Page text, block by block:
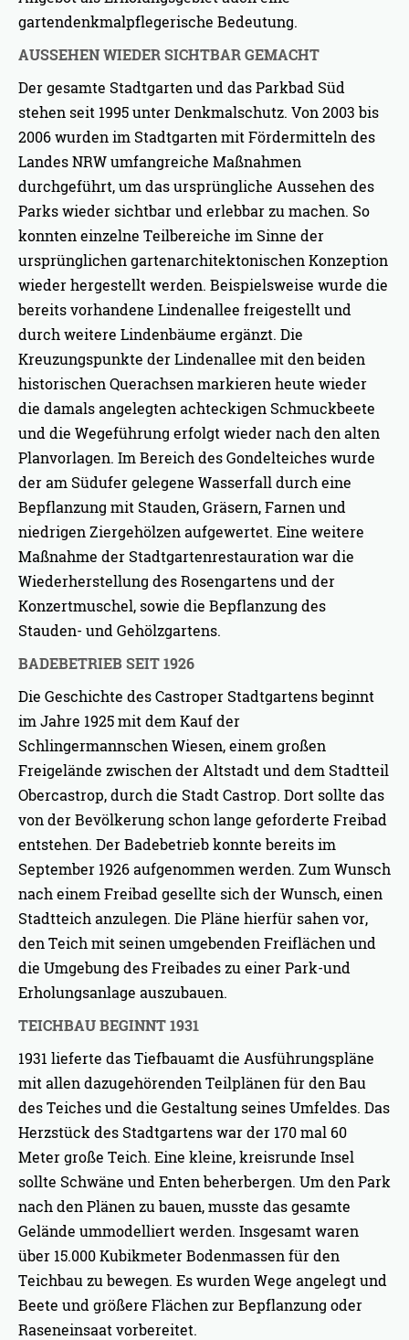
gartendenkmalpflegerische Bedeutung.
AUSSEHEN WIEDER SICHTBAR GEMACHT
Der gesamte Stadtgarten und das Parkbad Süd
stehen seit 1995 unter Denkmalschutz. Von 2003 bis
2006 wurden im Stadtgarten mit Fördermitteln des
Landes NRW umfangreiche Maßnahmen
durchgeführt, um das ursprüngliche Aussehen des
Parks wieder sichtbar und erlebbar zu machen. So
konnten einzelne Teilbereiche im Sinne der
ursprünglichen gartenarchitektonischen Konzeption
wieder hergestellt werden. Beispielsweise wurde die
bereits vorhandene Lindenallee freigestellt und
durch weitere Lindenbäume ergänzt. Die
Kreuzungspunkte der Lindenallee mit den beiden
historischen Querachsen markieren heute wieder
die damals angelegten achteckigen Schmuckbeete
und die Wegeführung erfolgt wieder nach den alten
Planvorlagen. Im Bereich des Gondelteiches wurde
der am Südufer gelegene Wasserfall durch eine
Bepflanzung mit Stauden, Gräsern, Farnen und
niedrigen Ziergehölzen aufgewertet. Eine weitere
Maßnahme der Stadtgartenrestauration war die
Wiederherstellung des Rosengartens und der
Konzertmuschel, sowie die Bepflanzung des
Stauden- und Gehölzgartens.
BADEBETRIEB SEIT 1926
Die Geschichte des Castroper Stadtgartens beginnt
im Jahre 1925 mit dem Kauf der
Schlingermannschen Wiesen, einem großen
Freigelände zwischen der Altstadt und dem Stadtteil
Obercastrop, durch die Stadt Castrop. Dort sollte das
von der Bevölkerung schon lange geforderte Freibad
entstehen. Der Badebetrieb konnte bereits im
September 1926 aufgenommen werden. Zum Wunsch
nach einem Freibad gesellte sich der Wunsch, einen
Stadtteich anzulegen. Die Pläne hierfür sahen vor,
den Teich mit seinen umgebenden Freiflächen und
die Umgebung des Freibades zu einer Park-und
Erholungsanlage auszubauen.
TEICHBAU BEGINNT 1931
1931 lieferte das Tiefbauamt die Ausführungspläne
mit allen dazugehörenden Teilplänen für den Bau
des Teiches und die Gestaltung seines Umfeldes. Das
Herzstück des Stadtgartens war der 170 mal 60
Meter große Teich. Eine kleine, kreisrunde Insel
sollte Schwäne und Enten beherbergen. Um den Park
nach den Plänen zu bauen, musste das gesamte
Gelände ummodelliert werden. Insgesamt waren
über 15.000 Kubikmeter Bodenmassen für den
Teichbau zu bewegen. Es wurden Wege angelegt und
Beete und größere Flächen zur Bepflanzung oder
Raseneinsaat vorbereitet.